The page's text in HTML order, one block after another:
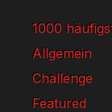
1000
Allgemein
Challenge
Featured